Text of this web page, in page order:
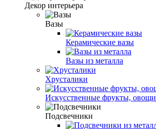
Декор интерьера
Вазы
Керамические вазы
Вазы из металла
Хрусталики
Искусственные фрукты, овощи
Подсвечники